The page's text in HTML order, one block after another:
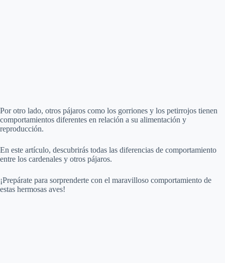
Por otro lado, otros pájaros como los gorriones y los petirrojos tienen
comportamientos diferentes en relación a su alimentación y
reproducción.
En este artículo, descubrirás todas las diferencias de comportamiento
entre los cardenales y otros pájaros.
¡Prepárate para sorprenderte con el maravilloso comportamiento de
estas hermosas aves!